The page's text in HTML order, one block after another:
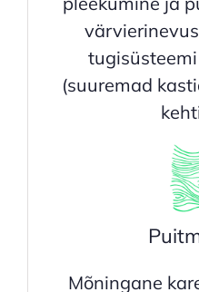
(suuremad
Mõningane